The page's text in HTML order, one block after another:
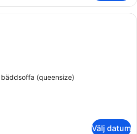
Ett modernt vardagsrum med en
(queensize)
Välj datum